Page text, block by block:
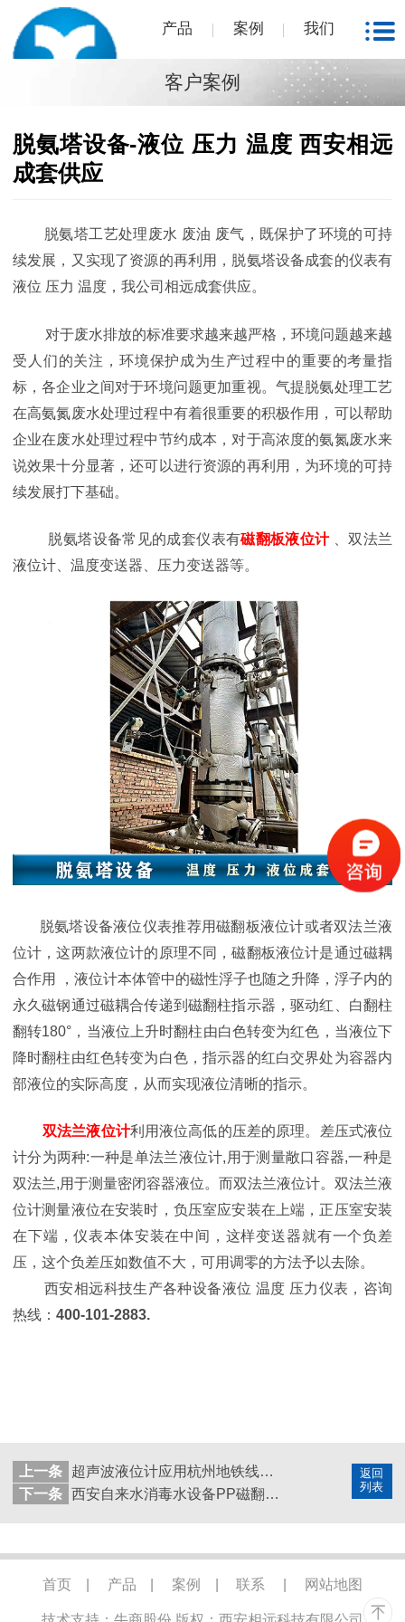
产品 案例 我们
客户案例
脱氨塔设备-液位 压力 温度 西安相远
成套供应
脱氨塔工艺处理废水 废油 废气，既保护了环境的可持
续发展，又实现了资源的再利用，脱氨塔设备成套的仪表有
液位 压力 温度，我公司相远成套供应。
对于废水排放的标准要求越来越严格，环境问题越来越
受人们的关注，环境保护成为生产过程中的重要的考量指
标，各企业之间对于环境问题更加重视。气提脱氨处理工艺
在高氨氮废水处理过程中有着很重要的积极作用，可以帮助
企业在废水处理过程中节约成本，对于高浓度的氨氮废水来
说效果十分显著，还可以进行资源的再利用，为环境的可持
续发展打下基础。
脱氨塔设备常见的成套仪表有磁翻板液位计、双法兰
液位计、温度变送器、压力变送器等。
脱氨塔设备液位仪表推荐用磁翻板液位计或者双法兰液
位计，这两款液位计的原理不同，磁翻板液位计是通过磁耦
合作用 ，液位计本体管中的磁性浮子也随之升降，浮子内的
永久磁钢通过磁耦合传递到磁翻柱指示器，驱动红、白翻柱
翻转180°，当液位上升时翻柱由白色转变为红色，当液位下
降时翻柱由红色转变为白色，指示器的红白交界处为容器内
部液位的实际高度，从而实现液位清晰的指示。
双法兰液位计利用液位高低的压差的原理。差压式液位
计分为两种:一种是单法兰液位计,用于测量敞口容器,一种是
双法兰,用于测量密闭容器液位。而双法兰液位计。双法兰液
位计测量液位在安装时，负压室应安装在上端，正压室安装
在下端，仪表本体安装在中间，这样变送器就有一个负差
压，这个负差压如数值不大，可用调零的方法予以去除。
西安相远科技生产各种设备液位 温度 压力仪表，咨询
热线： 400-101-2883.
返回
列表
上一条
超声波液位计应用杭州地铁线雨水 污水监测
下一条
西安自来水消毒水设备PP磁翻板液位计改造项目
首页 产品 案例 联系 网站地图